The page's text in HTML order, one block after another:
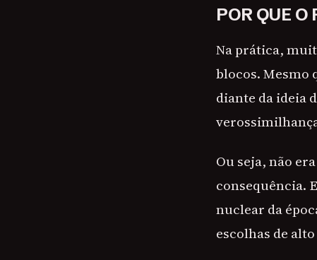
POR QUE
Na prática,
blocos. Mesmo
diante da ideia
Ou seja, não
consequência.
nuclear da
escolhas de